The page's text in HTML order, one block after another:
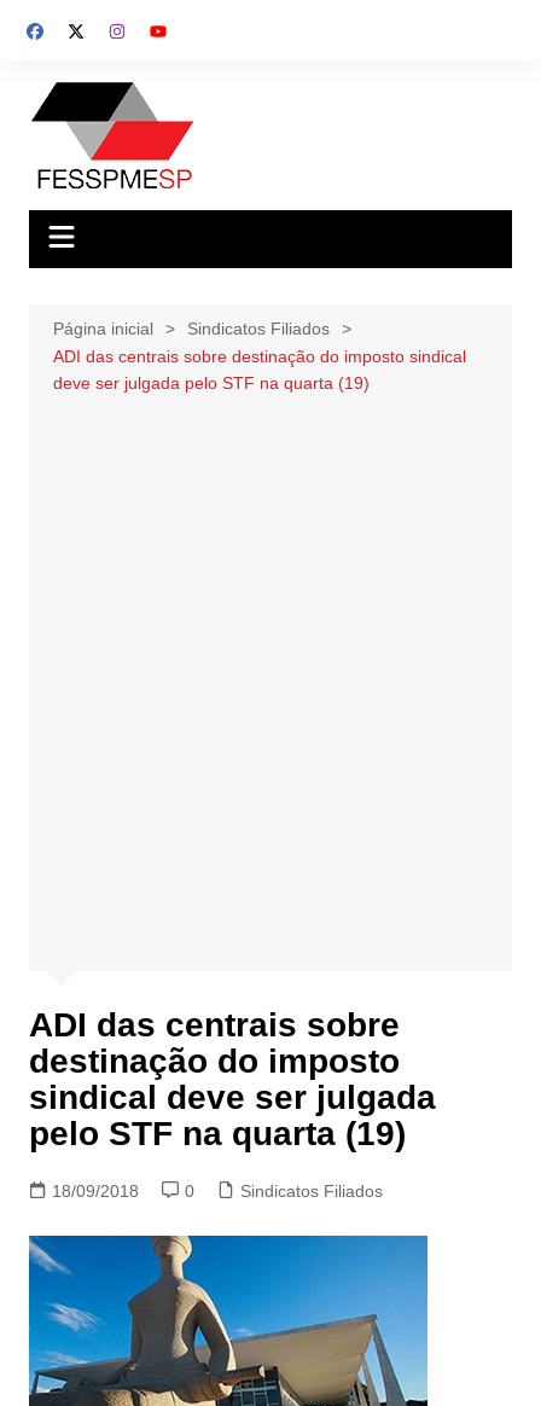
para
conteúdo
Página inicial
Sindicatos Filiados
ADI das centrais sobre destinação do imposto sindical
deve ser julgada pelo STF na quarta (19)
ADI das centrais sobre
destinação do imposto
sindical deve ser julgada
pelo STF na quarta (19)
18/09/2018 0 Sindicatos Filiados